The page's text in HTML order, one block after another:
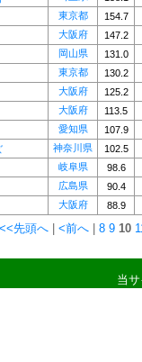
東京都
154.7
大阪府
147.2
岡山県
131.0
東京都
130.2
大阪府
125.2
大阪府
113.5
愛知県
107.9
神奈川県
102.5
岐阜県
98.6
広島県
90.4
大阪府 88.9
<<先頭へ <前へ 8 9 10
当